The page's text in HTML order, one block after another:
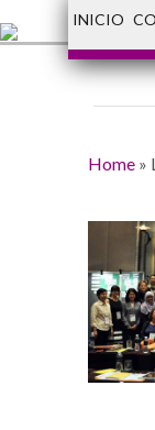
INICIO
Home»